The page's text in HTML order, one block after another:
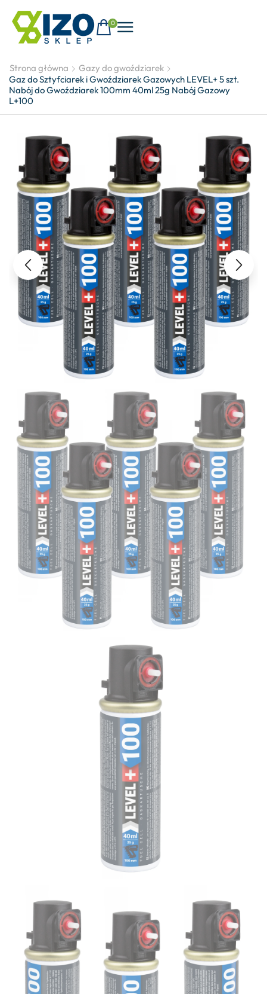
0
Strona główna
Gazy do gwoździarek
Gaz do Sztyfciarek i Gwoździarek Gazowych LEVEL+ 5 szt.
Nabój do Gwoździarek 100mm 40ml 25g Nabój Gazowy
L+100